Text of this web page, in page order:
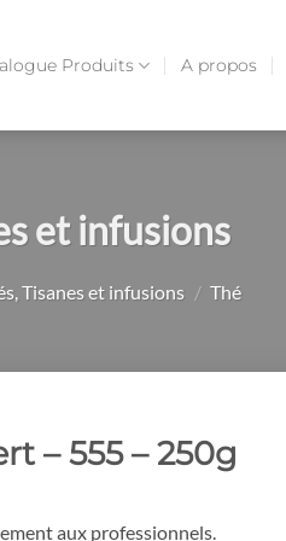
Produits A propos
et infusions
Tisanes et infusions / Thé
– 555 – 250g
aux professionnels.